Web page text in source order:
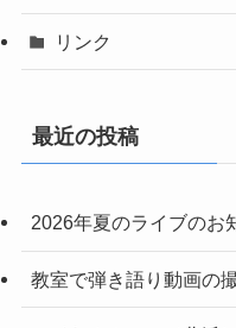
リンク
最近の投稿
2026年夏のライブのお
教室で弾き語り動画の